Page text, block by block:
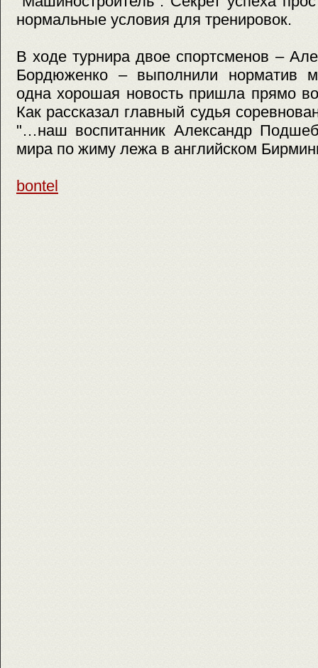
нормальные условия для тренировок.
В ходе турнира двое спортсменов –
Бордюженко – выполнили норматив
одна хорошая новость пришла прямо
Как рассказал главный судья
"…наш воспитанник Александр
мира по жиму лежа в английском
bontel